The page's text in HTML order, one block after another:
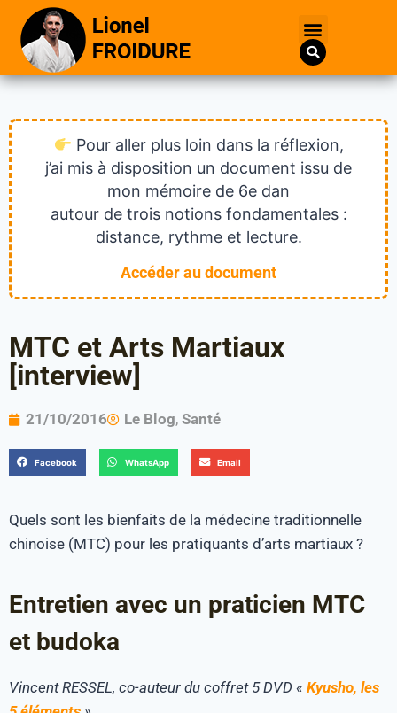
Pour aller plus loin dans la réflexion,
j’ai mis à disposition un document issu de
mon mémoire de 6e dan
autour de trois notions fondamentales :
distance, rythme et lecture.
Accéder au document
MTC et Arts Martiaux
[interview]
21/10/2016 Le Blog, Santé
Facebook WhatsApp Email
Quels sont les bienfaits de la médecine traditionnelle
chinoise (MTC) pour les pratiquants d’arts martiaux ?
Entretien avec un praticien MTC
et budoka
Vincent RESSEL, co-auteur du coffret 5 DVD « Kyusho, les